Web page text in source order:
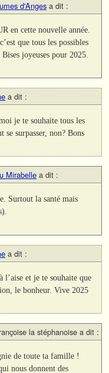
d'Anges a dit :
en cette nouvelle année.
que tous les possibles
joyeuses pour 2025.
a dit :
je te souhaite tous les
se surpasser, non? Bons
Mirabelle a dit :
Surtout la santé mais
a dit :
l’aise et je te souhaite que
le bonheur. Vive 2025
la stéphanoise a dit :
de toute ta famille !
nous donnent des